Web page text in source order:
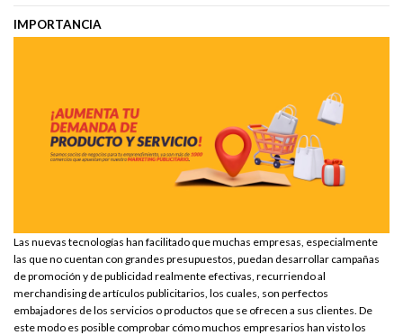
IMPORTANCIA
Las nuevas tecnologías han facilitado que muchas empresas, especialmente
las que no cuentan con grandes presupuestos, puedan desarrollar campañas
de promoción y de publicidad realmente efectivas, recurriendo al
merchandising de artículos publicitarios, los cuales, son perfectos
embajadores de los servicios o productos que se ofrecen a sus clientes. De
este modo es posible comprobar cómo muchos empresarios han visto los